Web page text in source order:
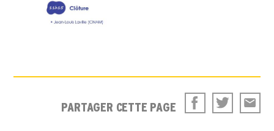
PARTAGER CETTE PAGE